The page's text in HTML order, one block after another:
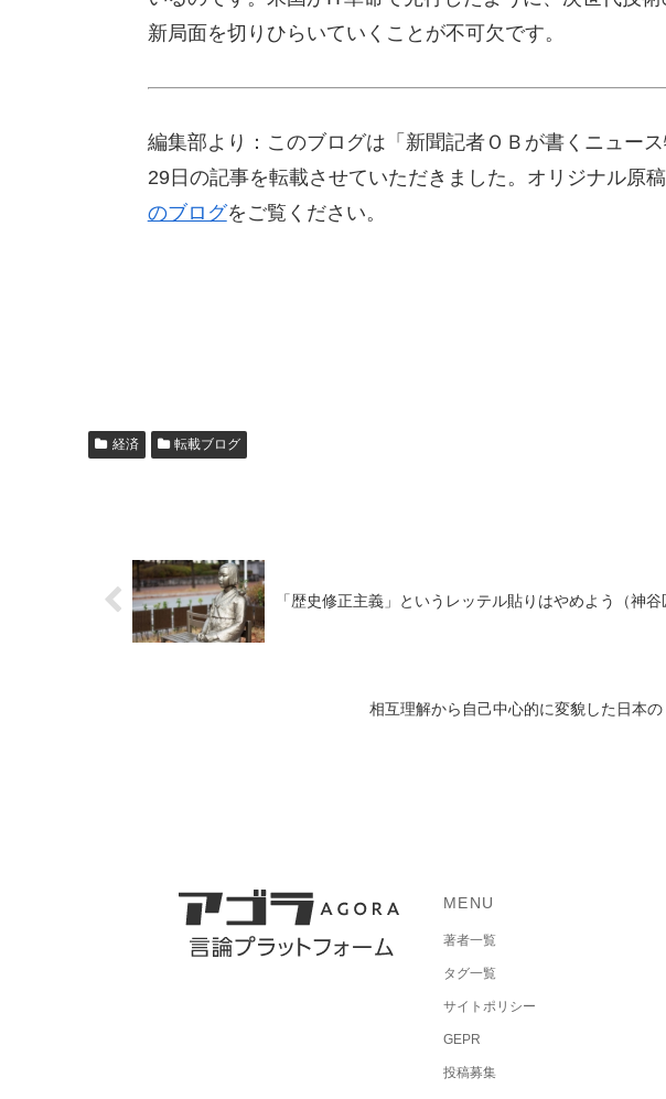
新局面を切りひらいていくことが不可欠です。
編集部より：このブログは「新聞記者ＯＢが書くニュー
29日の記事を転載させていただきました。オリジナル原
のブログをご覧ください。
経済 転載ブログ
「歴史修正主義」というレッテル貼りはやめよう（神谷
相互理解から自己中心的に変貌した日本
MENU
著者一覧
タグ一覧
サイトポリシー
GEPR
投稿募集